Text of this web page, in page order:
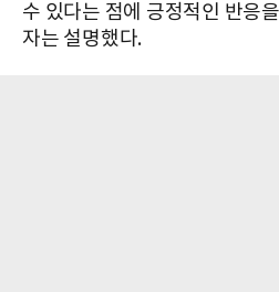
수 있다는 점에 긍정적인 반응
자는 설명했다.